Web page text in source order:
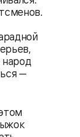
народ
—